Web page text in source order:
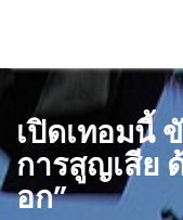
เปิดเทอมนี้
การสูญเสีย
อก”